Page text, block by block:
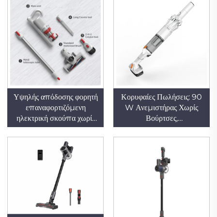
Υψηλής απόδοσης φορητή
επαναφορτιζόμενη
ηλεκτρική σκούπα χωρίς
σακούλα για στεγνό
καθάρισμα και
αποθήκευση σκόνης για
χρήση σε ξενοδοχεία και
αυτοκίνητα
Κορυφαίες Πωλήσεις: 90
W Ανεμιστήρας Χωρίς
Βούρτσες,
Πολυλειτουργικός
Μικροσκοπικός
Ασύρματος Φορητός
Επαναφορτιζόμενος
Αναρρυπαντήρας Ξηρού
Καθαρισμού για